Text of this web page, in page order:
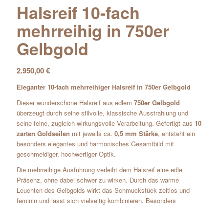
Halsreif 10-fach
mehrreihig in 750er
Gelbgold
2.950,00€
Eleganter 10-fach mehrreihiger Halsreif in 750er Gelbgold
Dieser wunderschöne Halsreif aus edlem 750er Gelbgold
überzeugt durch seine stilvolle, klassische Ausstrahlung und
seine feine, zugleich wirkungsvolle Verarbeitung. Gefertigt aus 10
zarten Goldseilen mit jeweils ca. 0,5 mm Stärke, entsteht ein
besonders elegantes und harmonisches Gesamtbild mit
geschmeidiger, hochwertiger Optik.
Die mehrreihige Ausführung verleiht dem Halsreif eine edle
Präsenz, ohne dabei schwer zu wirken. Durch das warme
Leuchten des Gelbgolds wirkt das Schmuckstück zeitlos und
feminin und lässt sich vielseitig kombinieren. Besonders